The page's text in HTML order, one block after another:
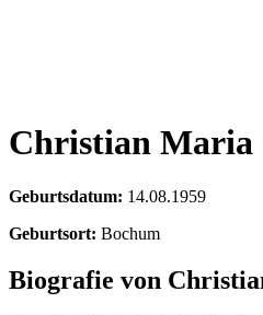
Christian Maria
Geburtsdatum: 14.08.1959
Geburtsort: Bochum
Biografie von